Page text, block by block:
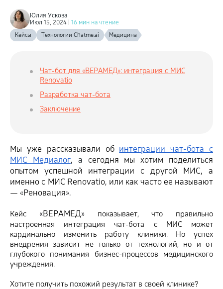
Юлия Ускова
Июл 15, 2024 | 16 мин на чтение
Кейсы Технологии Chatme.ai Медицина
Чат-бот для «‎ВЕРАМЕД»: интеграция с МИС
Renovatio
Разработка чат-бота
Заключение
Мы уже рассказывали об интеграции чат-бота с
МИС Медиалог, а сегодня мы хотим поделиться
опытом успешной интеграции с другой МИС, а
именно с МИС Renovatio, или как часто ее называют
— «‎Реновация».
Кейс «‎ВЕРАМЕД»показывает, что правильно
настроенная интеграция чат-бота с МИС может
кардинально изменить работу клиники. Но успех
внедрения зависит не только от технологий, но и от
глубокого понимания бизнес-процессов медицинского
учреждения.
Хотите получить похожий результат в своей клинике?